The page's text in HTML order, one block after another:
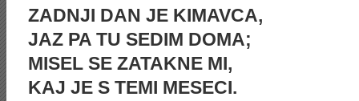
ZADNJI DAN JE KIMAVCA,
JAZ PA TU SEDIM DOMA;
MISEL SE ZATAKNE MI,
KAJ JE S TEMI MESECI.